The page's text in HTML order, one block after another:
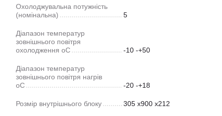
Охолоджувальна потужність
(номінальна)
5
Діапазон температур
зовнішнього повітря
охолодження оС
-10 -+50
Діапазон температур
зовнішнього повітря нагрів
оС
-20 -+18
Розмір внутрішнього блоку 305 x900 x212